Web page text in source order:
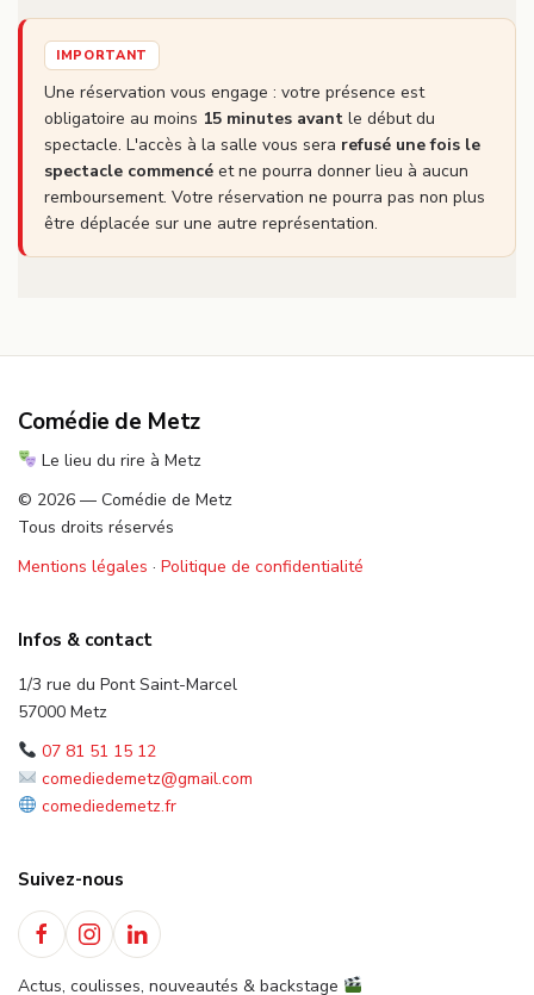
IMPORTANT
Une réservation vous engage : votre présence est
obligatoire au moins 15 minutes avant le début du
spectacle. L'accès à la salle vous sera refusé une fois le
spectacle commencé et ne pourra donner lieu à aucun
remboursement. Votre réservation ne pourra pas non plus
être déplacée sur une autre représentation.
Comédie de Metz
Le lieu du rire à Metz
© 2026 — Comédie de Metz
Tous droits réservés
Mentions légales · Politique de confidentialité
Infos & contact
1/3 rue du Pont Saint-Marcel
57000 Metz
07 81 51 15 12
comediedemetz@gmail.com
comediedemetz.fr
Suivez-nous
Actus, coulisses, nouveautés & backstage